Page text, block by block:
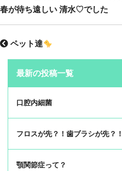
春が待ち遠しい 清水♡で
ペット達
最新の投稿一覧
口腔内細菌
フロスが先？！歯ブラシが先？！
顎関節症って？